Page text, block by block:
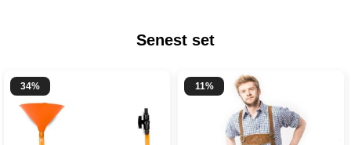
Senest set
34% 11%